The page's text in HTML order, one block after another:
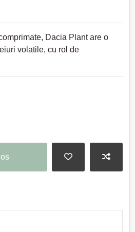
Dacia Plant are o
volatile, cu rol de